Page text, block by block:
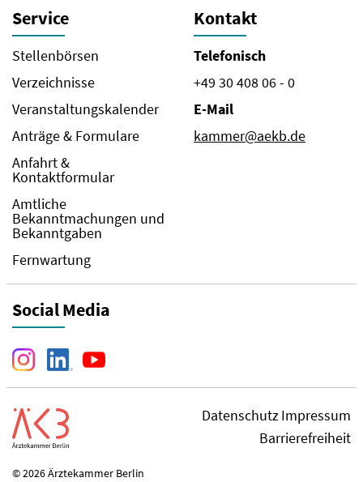
Service
Stellenbörsen
Verzeichnisse
Veranstaltungskalender
Anträge & Formulare
Anfahrt &
Kontaktformular
Amtliche
Bekanntmachungen und
Bekanntgaben
Fernwartung
Kontakt
Telefonisch
+49 30 408 06 - 0
E-Mail
kammer@aekb.de
Social Media
DatenschutzImpressum
Barrierefreiheit
© 2026 Ärztekammer Berlin